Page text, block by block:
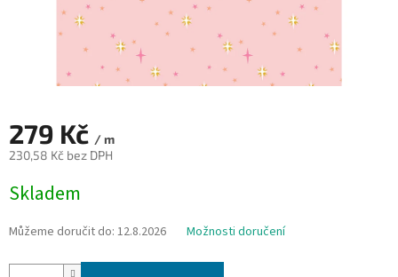
279 Kč / m
230,58 Kč bez DPH
cena:
Skladem
Můžeme doručit do: 12.8.2026 Možnosti doručení